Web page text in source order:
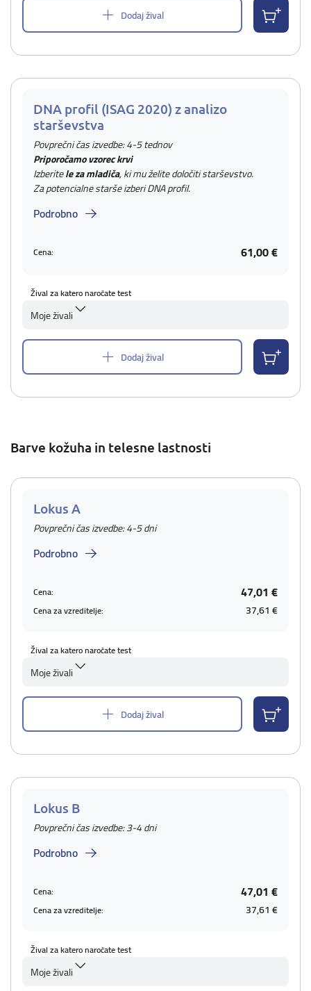
Dodaj žival
DNA profil (ISAG 2020) z analizo
starševstva
Povprečni čas izvedbe: 4-5 tednov
Priporočamo vzorec krvi
Izberitele za mladiča, ki mu želite določiti starševstvo.
Za potencialne starše izberi DNA profil.
Podrobno
Cena: 61,00 €
Žival za katero naročate test
Moje živali
Dodaj žival
Barve kožuha in telesne lastnosti
Lokus A
Povprečni čas izvedbe: 4-5 dni
Podrobno
Cena: 47,01 €
Cena za vzreditelje: 37,61 €
Žival za katero naročate test
Moje živali
Dodaj žival
Lokus B
Povprečni čas izvedbe: 3-4 dni
Podrobno
Cena: 47,01 €
Cena za vzreditelje: 37,61 €
Žival za katero naročate test
Moje živali